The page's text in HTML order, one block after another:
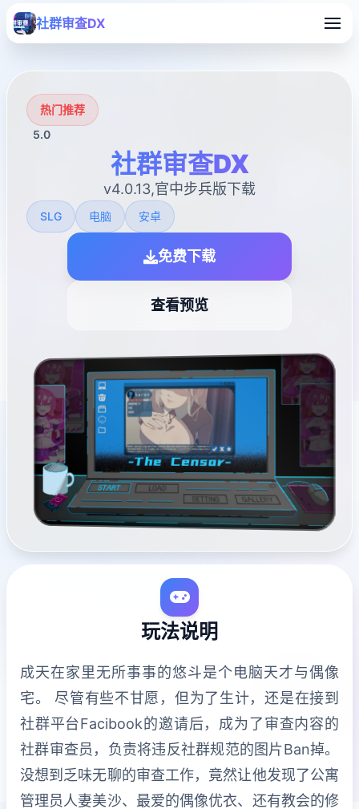
社群审查DX
热门推荐
5.0
社群审查DX
v4.0.13,官中步兵版下载
SLG 电脑 安卓
免费下载
查看预览
玩法说明
成天在家里无所事事的悠斗是个电脑天才与偶像
宅。 尽管有些不甘愿，但为了生计，还是在接到
社群平台Facibook的邀请后，成为了审查内容的
社群审查员，负责将违反社群规范的图片Ban掉。
没想到乏味无聊的审查工作，竟然让他发现了公寓
管理员人妻美沙、最爱的偶像优衣、还有教会的修